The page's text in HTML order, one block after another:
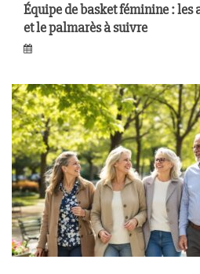
Équipe de basket féminine :
et le palmarès à suivre